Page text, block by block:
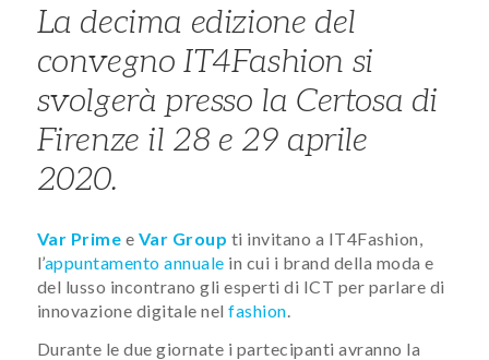
La decima edizione del
convegno IT4Fashion si
svolgerà presso la Certosa di
Firenze il 28 e 29 aprile
2020.
Var Prime e Var Group ti invitano a IT4Fashion,
l’appuntamento annuale in cui i brand della moda e
del lusso incontrano gli esperti di ICT per parlare di
innovazione digitale nelfashion
Durante le due giornate i partecipanti avranno la